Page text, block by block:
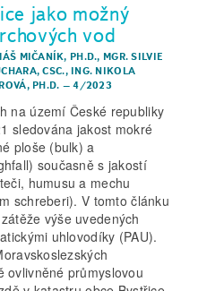
jako možný
vod
MIČANÍK, PH.D., MGR. SILVIE
CSC., ING. NIKOLA
PH.D. –4/2023
na území České republiky
sledována jakost mokré
ploše (bulk) a
současně s jakostí
humusu a mechu
schreberi). V tomto článku
výše uvedených
uhlovodíky (PAU).
ovlivněné průmyslovou